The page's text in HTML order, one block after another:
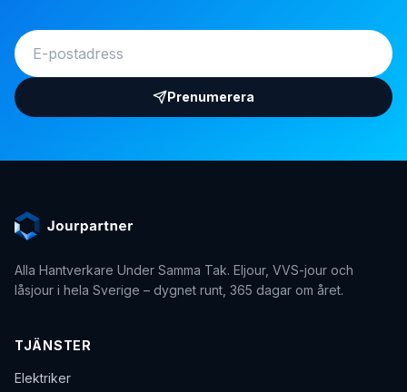
Prenumerera
Alla Hantverkare Under Samma Tak. Eljour, VVS-jour och
låsjour i hela Sverige – dygnet runt, 365 dagar om året.
TJÄNSTER
Elektriker